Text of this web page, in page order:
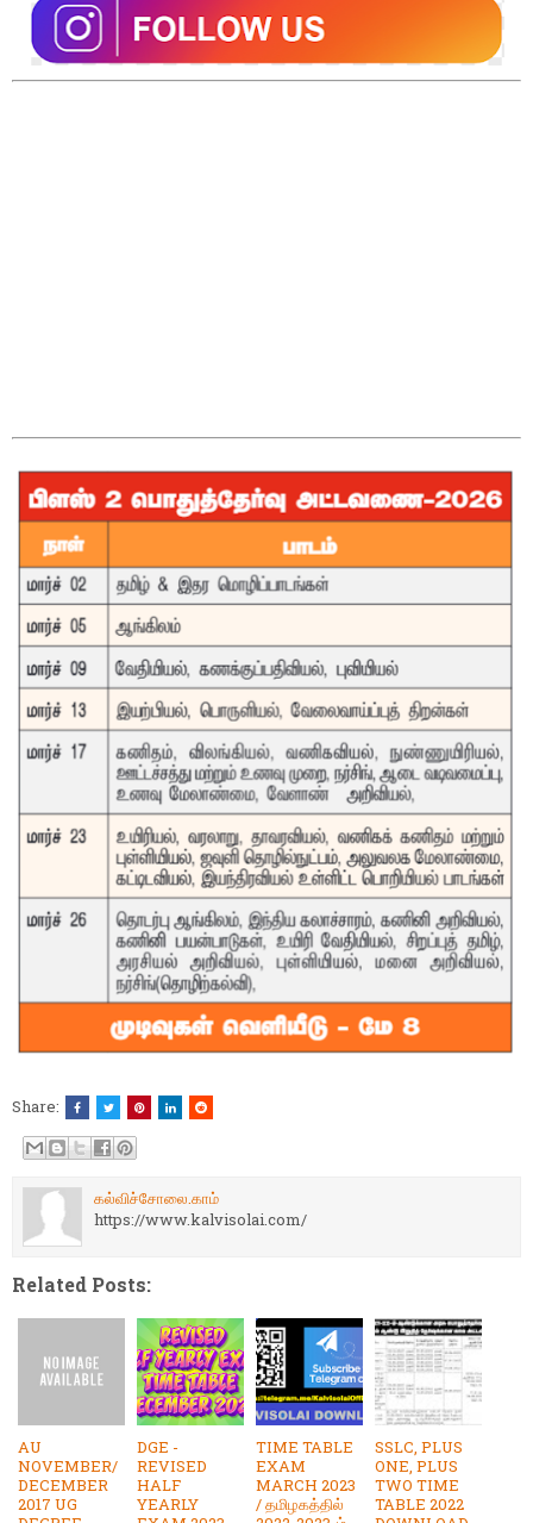
Share:
கல்விச்சோலை.காம்
https://www.kalvisolai.com/
Related Posts:
AU
NOVEMBER/
DECEMBER
2017 UG
DGE -
REVISED
HALF
YEARLY
TIME TABLE
EXAM
MARCH 2023
/ தமிழகத்தில்
SSLC, PLUS
ONE, PLUS
TWO TIME
TABLE 2022